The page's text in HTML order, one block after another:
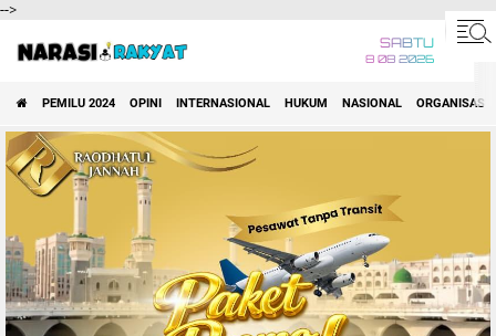
-->
SABTU
8 08 2026
PEMILU 2024 OPINI INTERNASIONAL HUKUM NASIONAL ORGANISASI